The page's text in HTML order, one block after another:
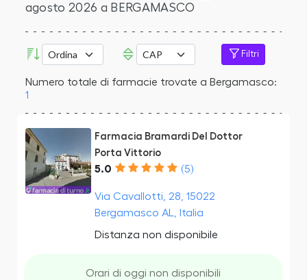
agosto 2026 a BERGAMASCO
Filtri
Numero totale di farmacie trovate a Bergamasco:
1
Farmacia Bramardi Del Dottor
Porta Vittorio
5.0 (5)
Via Cavallotti, 28, 15022
Bergamasco AL, Italia
Distanza non disponibile
Orari di oggi non disponibili